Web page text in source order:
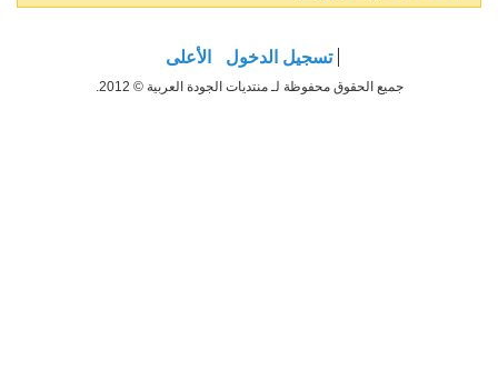
تسجيل الدخول الأعلى
جميع الحقوق محفوظة لـ منتديات الجودة العربية © 2012.